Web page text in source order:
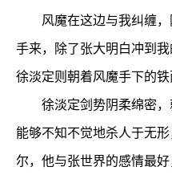
风魔在这边与我纠缠，
手来，除了张大明白冲到
徐淡定则朝着风魔手下的铁
徐淡定剑势阴柔绵密，
能够不知不觉地杀人于无
尔，他与张世界的感情最